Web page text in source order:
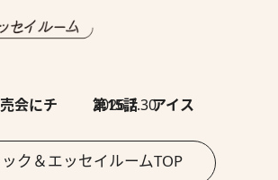
2026.7.30
第15話 アイス
ク＆エッセイルームTOP